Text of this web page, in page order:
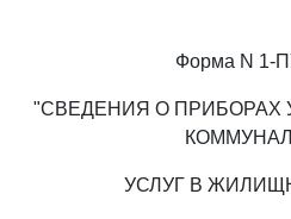
Форма N 1-
"СВЕДЕНИЯ О ПРИБОРАХ
УСЛУГ В